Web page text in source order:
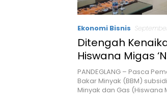
Ekonomi Bisnis
Ditengah
Hiswana Migas
Harga Elpiji
PANDEGLANG – Pasca
Bakar Minyak (BBM)
Minyak dan Gas (Hiswana